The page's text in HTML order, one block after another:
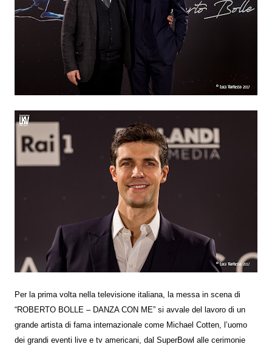
Per la prima volta nella televisione italiana, la messa in scena di
“ROBERTO BOLLE – DANZA CON ME” si avvale del lavoro di un
grande artista di fama internazionale come Michael Cotten, l’uomo
dei grandi eventi live e tv americani, dal SuperBowl alle cerimonie